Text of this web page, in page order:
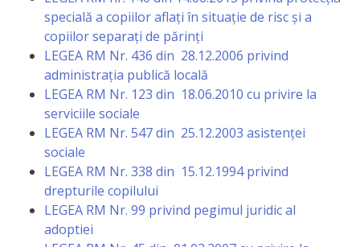
audienței
Managementul
instituției
Planuri
de
activitate
specială a copiilor aflaţi în situaţie de risc şi a
copiilor separaţi de părinţi
LEGEA RM Nr. 436 din 28.12.2006 privind
administraţia publică locală
LEGEA RM Nr. 123 din 18.06.2010 cu privire la
serviciile sociale
LEGEA RM Nr. 547 din 25.12.2003 asistenţei
sociale
LEGEA RM Nr. 338 din 15.12.1994 privind
drepturile copilului
LEGEA RM Nr. 99 privind pegimul juridic al
adoptiei